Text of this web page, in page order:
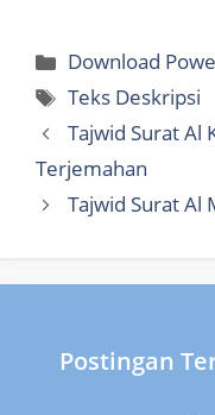
Categories
Download
Tags
Teks Deskripsi
Tajwid Surat Al
Terjemahan
Tajwid Surat Al
Postingan